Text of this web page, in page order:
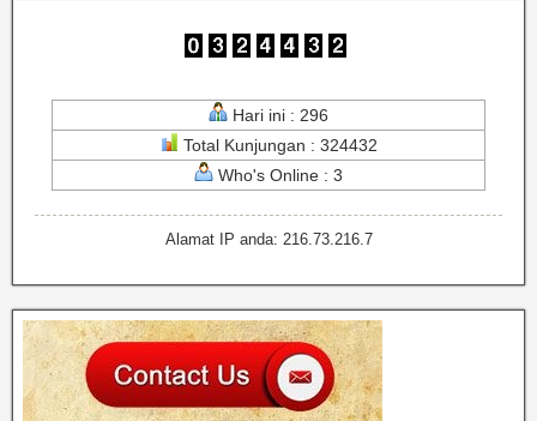
Hari ini : 296
Total Kunjungan : 324432
Who's Online : 3
Alamat IP anda: 216.73.216.7